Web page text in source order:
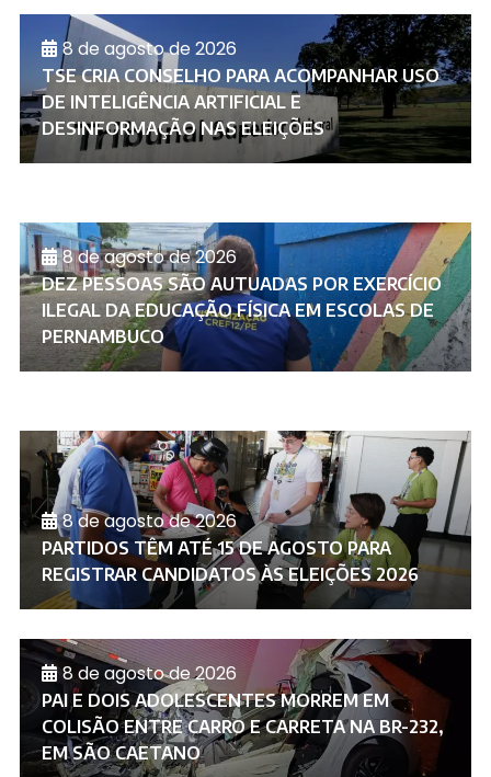
8 de agosto de 2026
TSE CRIA CONSELHO PARA ACOMPANHAR USO
DE INTELIGÊNCIA ARTIFICIAL E
DESINFORMAÇÃO NAS ELEIÇÕES
8 de agosto de 2026
DEZ PESSOAS SÃO AUTUADAS POR EXERCÍCIO
ILEGAL DA EDUCAÇÃO FÍSICA EM ESCOLAS DE
PERNAMBUCO
8 de agosto de 2026
PARTIDOS TÊM ATÉ 15 DE AGOSTO PARA
REGISTRAR CANDIDATOS ÀS ELEIÇÕES 2026
8 de agosto de 2026
PAI E DOIS ADOLESCENTES MORREM EM
COLISÃO ENTRE CARRO E CARRETA NA BR-232,
EM SÃO CAETANO